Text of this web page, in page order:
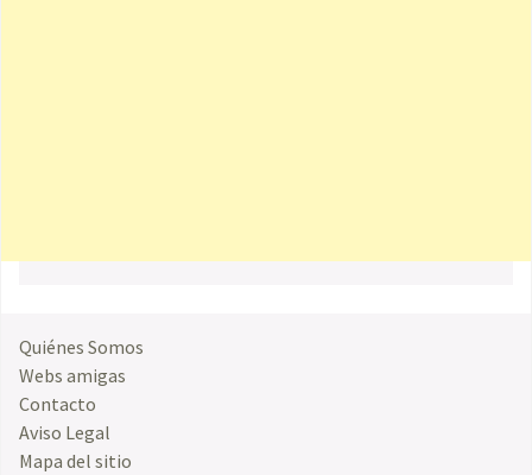
Quiénes Somos
Webs amigas
Contacto
Aviso Legal
Mapa del sitio